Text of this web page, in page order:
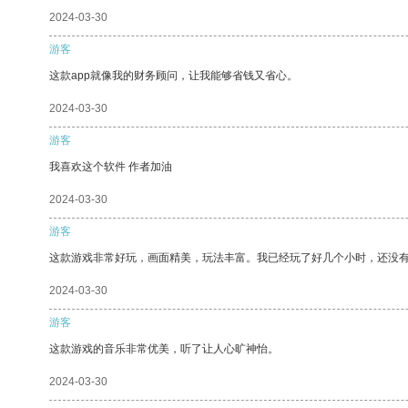
2024-03-30
游客
这款app就像我的财务顾问，让我能够省钱又省心。
2024-03-30
游客
我喜欢这个软件 作者加油
2024-03-30
游客
这款游戏非常好玩，画面精美，玩法丰富。我已经玩了好几个小时，还没
2024-03-30
游客
这款游戏的音乐非常优美，听了让人心旷神怡。
2024-03-30